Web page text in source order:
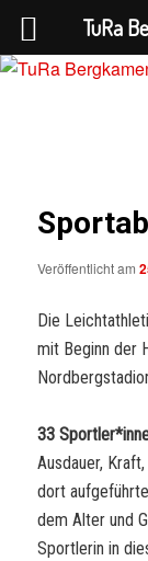
Veröffentlicht am
Die
mit Beginn der
33
Ausdauer,
dort
dem Alter und
Sportlerin in
TuRa